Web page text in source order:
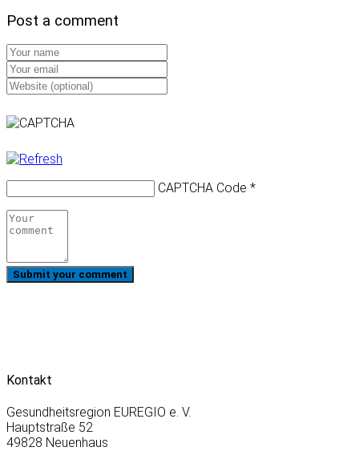
Post a comment
CAPTCHA Code *
Kontakt
Gesundheitsregion EUREGIO e. V.
Hauptstraße 52
49828 Neuenhaus